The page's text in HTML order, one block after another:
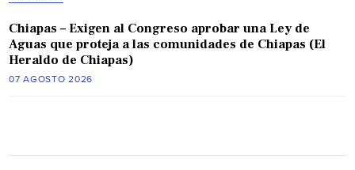
Chiapas – Exigen al Congreso aprobar una Ley de
Aguas que proteja a las comunidades de Chiapas (El
Heraldo de Chiapas)
07 AGOSTO 2026